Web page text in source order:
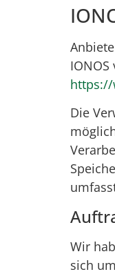
https://
Die
Wir
sich